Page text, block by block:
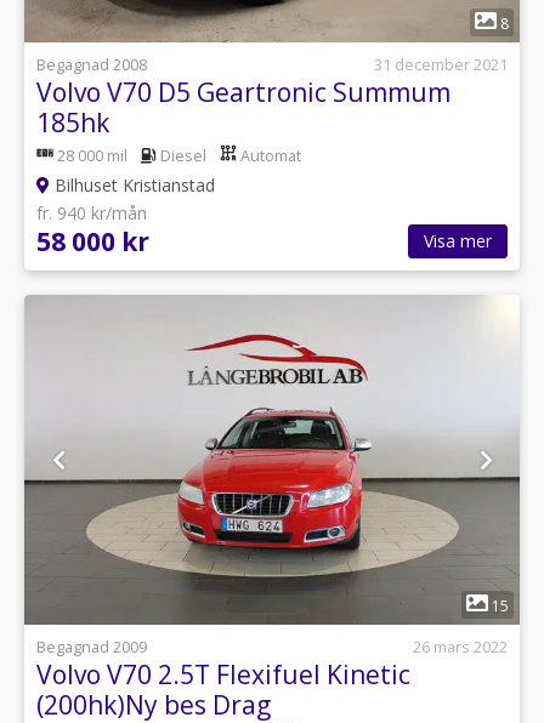
1
8
Begagnad 2008
31 december 2021
Volvo V70 D5 Geartronic Summum
185hk
28 000 mil Diesel Automat
Bilhuset Kristianstad
fr. 940 kr/mån
58 000 kr Visa mer
15
Begagnad 2009
26 mars 2022
Volvo V70 2.5T Flexifuel Kinetic
(200hk)Ny bes Drag